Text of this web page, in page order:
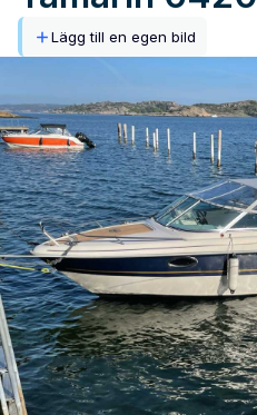
Lägg till en egen bild